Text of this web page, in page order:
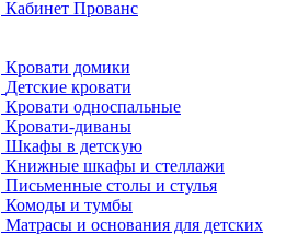
Кабинет Прованс
Кровати домики
Детские кровати
Кровати односпальные
Кровати-диваны
Шкафы в детскую
Книжные шкафы и стеллажи
Письменные столы и стулья
Комоды и тумбы
Матрасы и основания для детских